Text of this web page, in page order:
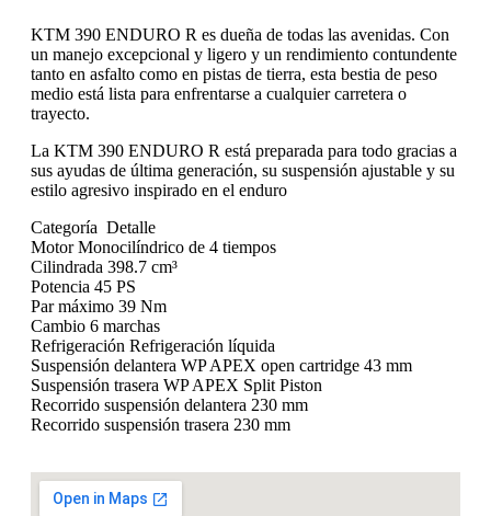
KTM 390 ENDURO R es dueña de todas las avenidas. Con
un manejo excepcional y ligero y un rendimiento contundente
tanto en asfalto como en pistas de tierra, esta bestia de peso
medio está lista para enfrentarse a cualquier carretera o
trayecto.
La KTM 390 ENDURO R está preparada para todo gracias a
sus ayudas de última generación, su suspensión ajustable y su
estilo agresivo inspirado en el enduro
Categoría Detalle
Motor Monocilíndrico de 4 tiempos
Cilindrada 398.7 cm³
Potencia 45 PS
Par máximo 39 Nm
Cambio 6 marchas
Refrigeración Refrigeración líquida
Suspensión delantera WP APEX open cartridge 43 mm
Suspensión trasera WP APEX Split Piston
Recorrido suspensión delantera 230 mm
Recorrido suspensión trasera 230 mm